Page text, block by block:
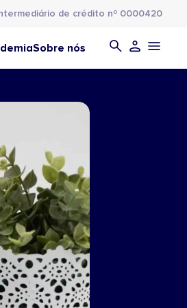
de crédito nº 0000420
Sobre nós